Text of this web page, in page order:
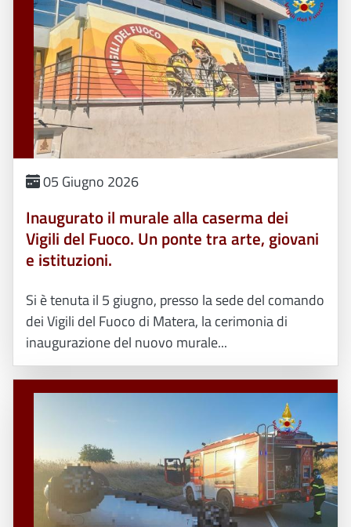
05 Giugno 2026
Inaugurato il murale alla caserma dei
Vigili del Fuoco. Un ponte tra arte, giovani
e istituzioni.
Si è tenuta il 5 giugno, presso la sede del comando
dei Vigili del Fuoco di Matera, la cerimonia di
inaugurazione del nuovo murale...